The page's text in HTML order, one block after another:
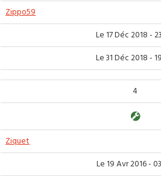
Zippo59
Le 17 Déc 2018 -
Le 31 Déc 2018 -
4
Ziquet
Le 19 Avr 2016 -